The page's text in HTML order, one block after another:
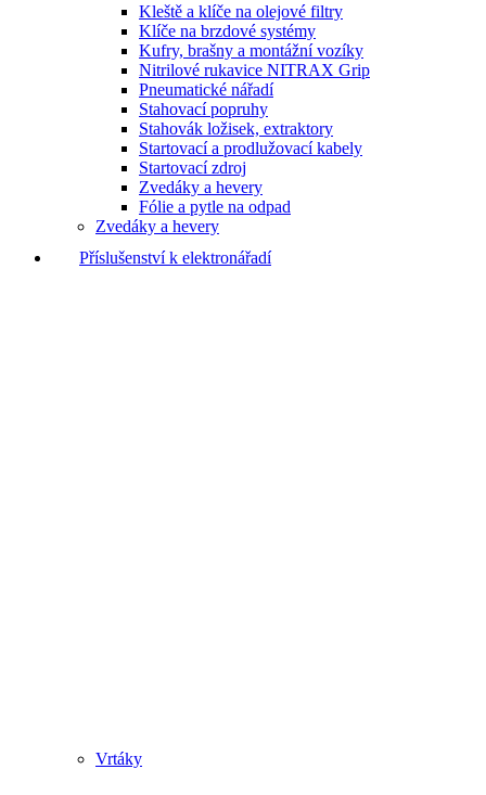
Kleště a klíče na olejové filtry
Klíče na brzdové systémy
Kufry, brašny a montážní vozíky
Nitrilové rukavice NITRAX Grip
Pneumatické nářadí
Stahovací popruhy
Stahovák ložisek, extraktory
Startovací a prodlužovací kabely
Startovací zdroj
Zvedáky a hevery
Fólie a pytle na odpad
Zvedáky a hevery
Příslušenství k elektronářadí
Vrtáky